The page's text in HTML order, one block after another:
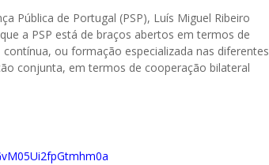
Pública de Portugal (PSP), Luís Miguel Ribeiro
a PSP está de braços abertos em termos de
ou formação especializada nas diferentes
conjunta, em termos de cooperação bilateral